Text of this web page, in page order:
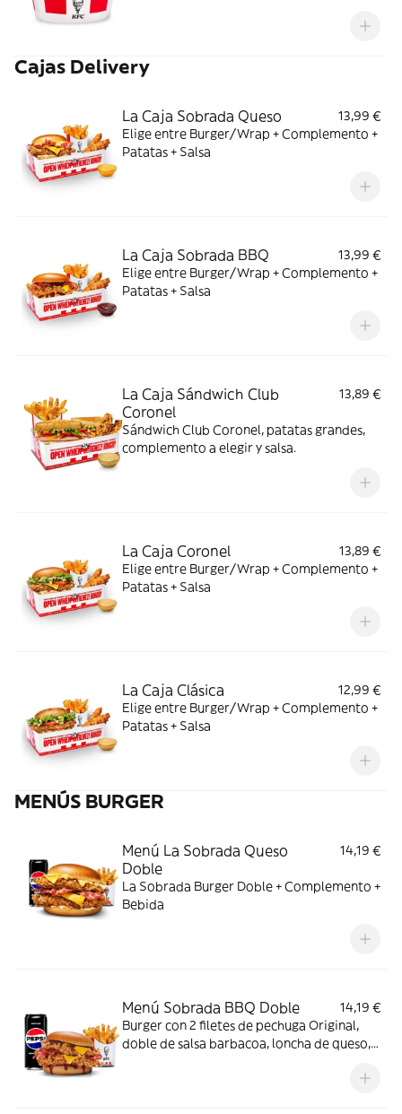
Cajas Delivery
La Caja Sobrada Queso
13,99 €
Elige entre Burger/Wrap + Complemento +
Patatas + Salsa
La Caja Sobrada BBQ
13,99 €
Elige entre Burger/Wrap + Complemento +
Patatas + Salsa
La Caja Sándwich Club
Coronel
13,89 €
Sándwich Club Coronel, patatas grandes,
complemento a elegir y salsa.
La Caja Coronel
13,89 €
Elige entre Burger/Wrap + Complemento +
Patatas + Salsa
La Caja Clásica
12,99 €
Elige entre Burger/Wrap + Complemento +
Patatas + Salsa
MENÚS BURGER
Menú La Sobrada Queso
Doble
14,19 €
La Sobrada Burger Doble + Complemento +
Bebida
Menú Sobrada BBQ Doble
14,19 €
Burger con 2 filetes de pechuga Original,
doble de salsa barbacoa, loncha de queso,